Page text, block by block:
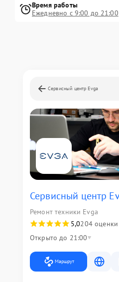
Время работы
Ежедневно с 9:00 до 21:00
Сервисный центр Evga
Сервисный центр
Ремонт техники Evga
5,0204 оценки
Открыто до 21:00
Маршрут